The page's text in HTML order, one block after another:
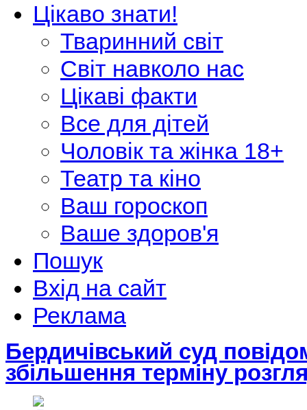
Цікаво знати!
Тваринний світ
Світ навколо нас
Цікаві факти
Все для дітей
Чоловік та жінка 18+
Театр та кіно
Ваш гороскоп
Ваше здоров'я
Пошук
Вхід на сайт
Реклама
Бердичівський суд
збільшення терміну